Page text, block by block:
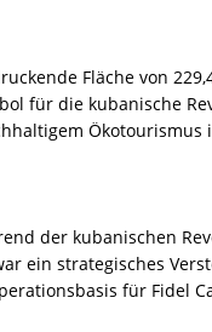
Fläche von
für die kubanische
der kubanischen
ein strategisches
für Fidel